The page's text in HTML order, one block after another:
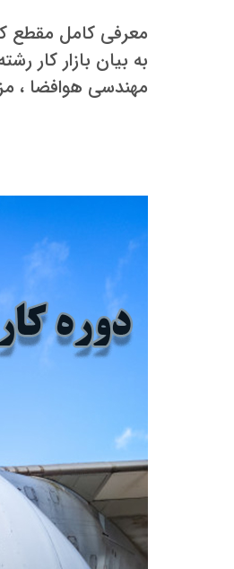
معرفی کامل مقطع
به بیان بازار کار
مهندسی هوافضا ،